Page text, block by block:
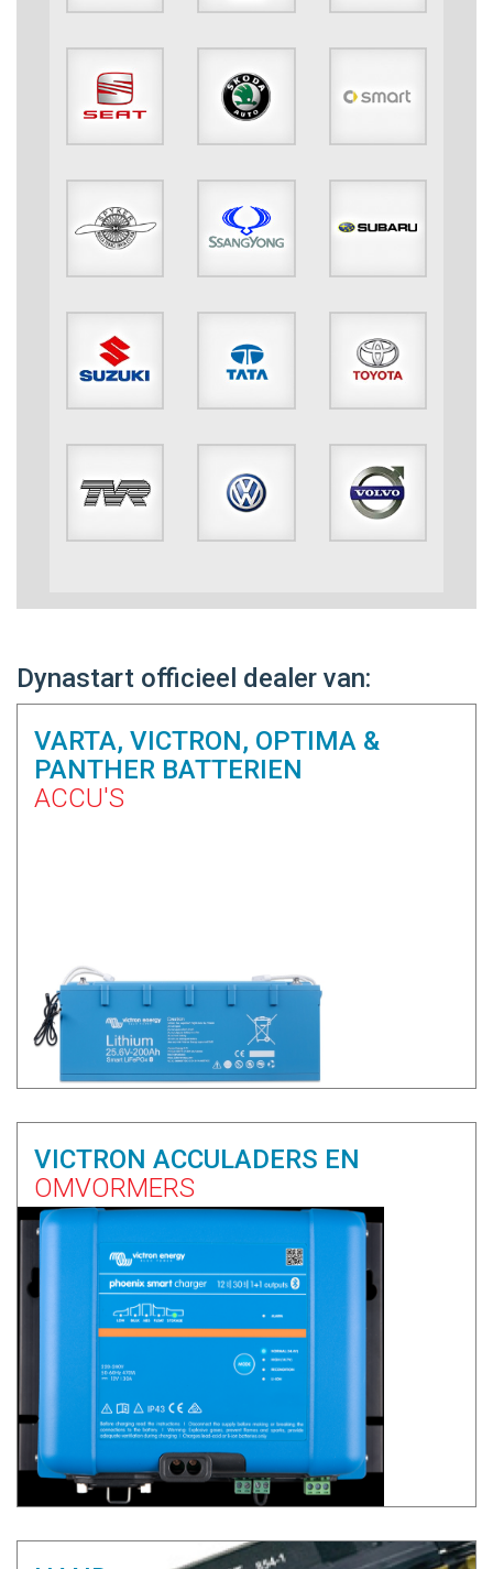
Dynastart officieel dealer van:
VARTA, VICTRON, OPTIMA &
PANTHER BATTERIEN
ACCU'S
VICTRON ACCULADERS EN
OMVORMERS